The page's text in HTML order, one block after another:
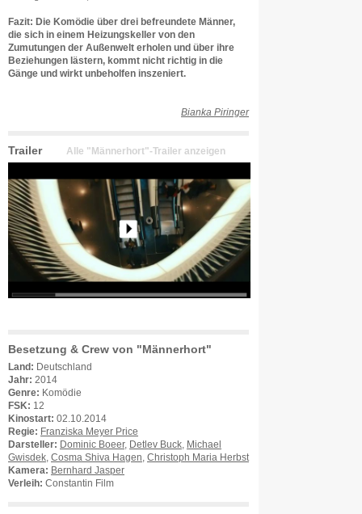
Fazit: Die Komödie über drei befreundete Männer,
die sich in einem Heizungskeller von den
Zumutungen der Außenwelt erholen und über ihre
Beziehungen lästern, kommt nicht richtig in die
Gänge und wirkt unbeholfen inszeniert.
Bianka Piringer
Trailer Alle "Männerhort"-Trailer anzeigen
Besetzung & Crew von "Männerhort"
Land: Deutschland
Jahr: 2014
Genre: Komödie
FSK: 12
Kinostart: 02.10.2014
Regie: Franziska Meyer Price
Darsteller: Dominic Boeer, Detlev Buck
Michael
Gwisdek Cosma Shiva Hagen Christoph Maria Herbst
Kamera: Bernhard Jasper
Verleih: Constantin Film